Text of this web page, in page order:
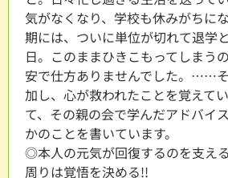
気がなくなり、学校も休みがち
期には、ついに単位が切れて退学
日。このままひきこもってしまう
安で仕方ありませんでした。……
加し、心が救われたことを覚え
て、その親の会で学んだアドバイ
かのことを書いています。
◎本人の元気が回復するのを支え
周りは覚悟を決める!!